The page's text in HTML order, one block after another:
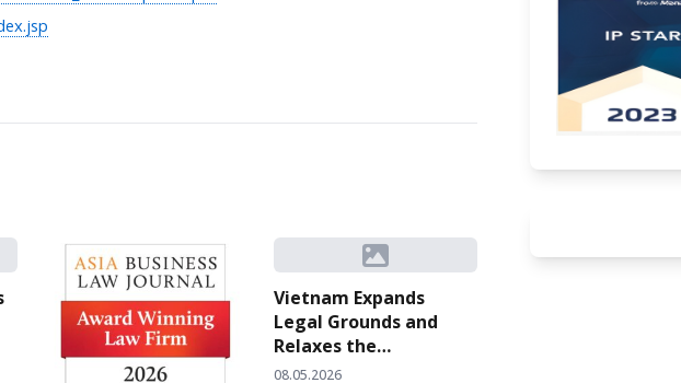
Vietnam Expands
Legal Grounds and
Relaxes the
Evidentiary Standard
08.05.2026